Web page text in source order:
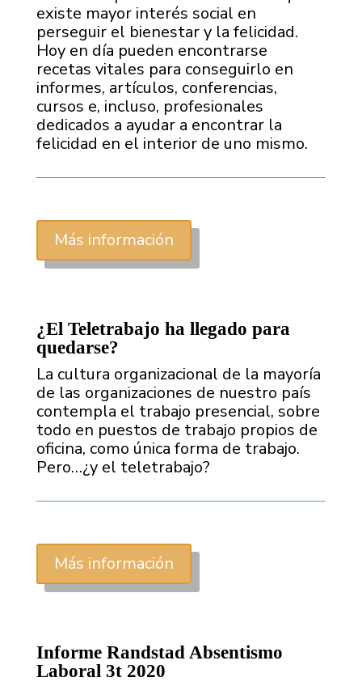
existe mayor interés social en
perseguir el bienestar y la felicidad.
Hoy en día pueden encontrarse
recetas vitales para conseguirlo en
informes, artículos, conferencias,
cursos e, incluso, profesionales
dedicados a ayudar a encontrar la
felicidad en el interior de uno mismo.
Más información
¿El Teletrabajo ha llegado para
quedarse?
La cultura organizacional de la mayoría
de las organizaciones de nuestro país
contempla el trabajo presencial, sobre
todo en puestos de trabajo propios de
oficina, como única forma de trabajo.
Pero…¿y el teletrabajo?
Más información
Informe Randstad Absentismo
Laboral 3t 2020